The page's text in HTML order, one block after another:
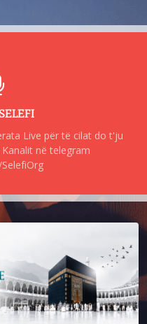
Live për të cilat do t'ju
në telegram